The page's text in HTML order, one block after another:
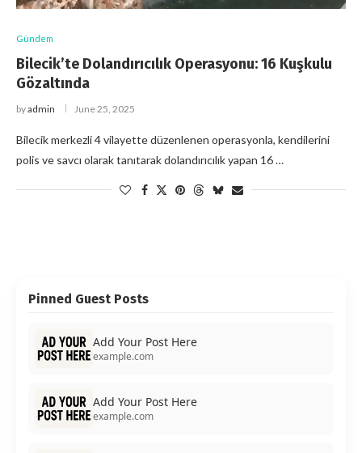
Gündem
Bilecik’te Dolandırıcılık Operasyonu: 16 Kuşkulu
Gözaltında
byadmin June 25, 2025
Bilecik merkezli 4 vilayette düzenlenen operasyonla, kendilerini
polis ve savcı olarak tanıtarak dolandırıcılık yapan 16 …
Pinned Guest Posts
Add Your Post Here
example.com
Add Your Post Here
example.com